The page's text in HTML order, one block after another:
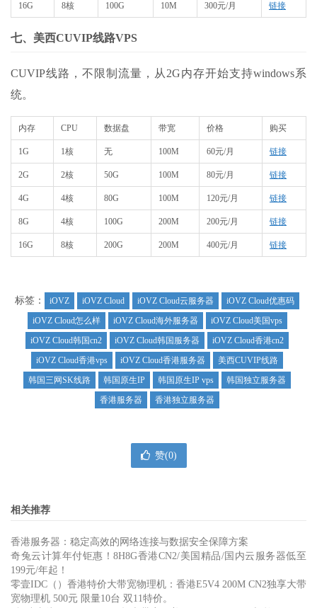
16G 8核 100G 10M 300元/月 链接
七、美西CUVIP线路VPS
CUVIP线路，不限制流量，从2G内存开始支持windows系
统。
内存 CPU 数据盘 带宽 价格 购买
1G 1核 无 100M 60元/月 链接
2G 2核 50G 100M 80元/月 链接
4G 4核 80G 100M 120元/月 链接
8G 4核 100G 200M 200元/月 链接
16G 8核 200G 200M 400元/月 链接
标签： iOVZ iOVZ Cloud iOVZ Cloud云服务器
iOVZ Cloud优惠码
iOVZ Cloud怎么样
iOVZ Cloud海外服务器
iOVZ Cloud美国vps
iOVZ Cloud韩国cn2
iOVZ Cloud韩国服务器
iOVZ Cloud香港cn2
iOVZ Cloud香港vps
iOVZ Cloud香港服务器
美西CUVIP线路
韩国三网SK线路
韩国原生IP 韩国原生IP vps
韩国独立服务器
香港服务器
香港独立服务器
赞(0)
相关推荐
香港服务器：稳定高效的网络连接与数据安全保障方案
奇兔云计算年付钜惠！8H8G香港CN2/美国精品/国内云服务器低至
199元/年起！
零壹IDC（）香港特价大带宽物理机：香港E5V4 200M CN2独享大带
宽物理机 500元 限量10台 双11特价。